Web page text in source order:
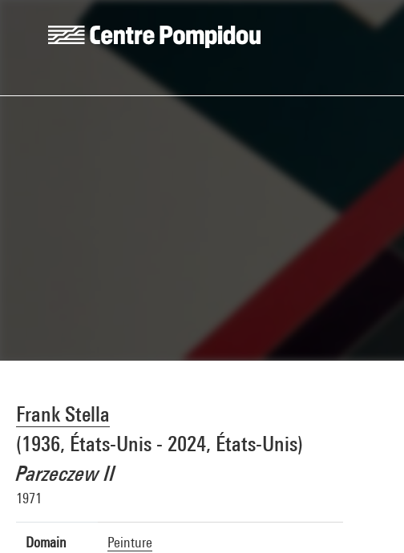
Skip to main content
Centre Pompidou
Frank Stella
(1936, États-Unis - 2024, États-Unis)
Parzeczew II
1971
Domain Peinture